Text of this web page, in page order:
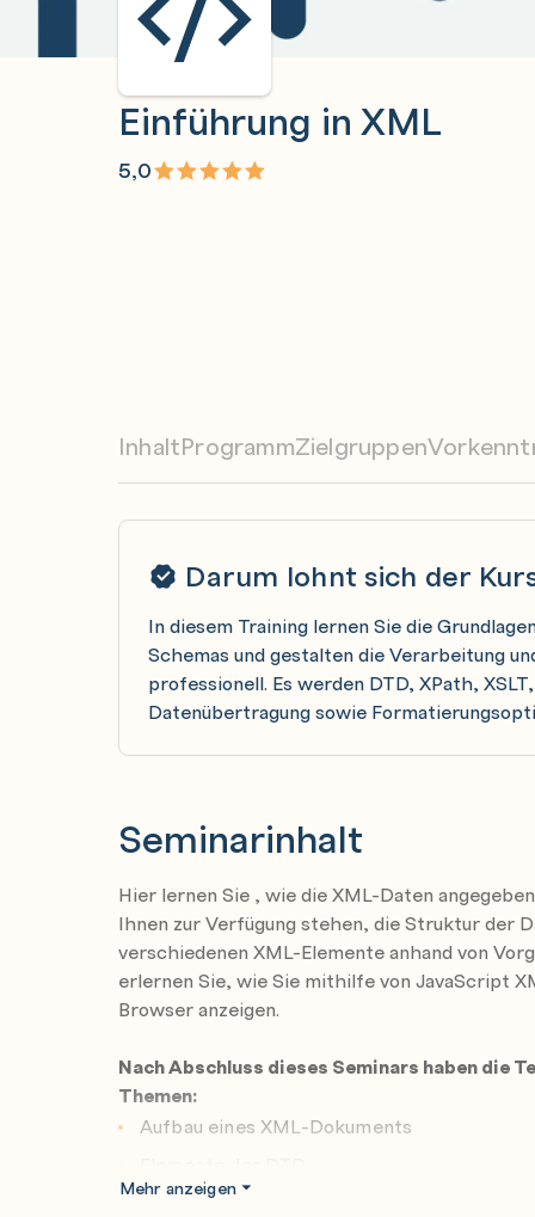
Einführung in XML
5,0
InhaltProgrammZielgruppen
Darum lohnt sich der
In diesem Training lernen Sie die
Schemas und gestalten die Verarbeitung
professionell. Es werden DTD, XPath,
Datenübertragung sowie
Seminarinhalt
Hier lernen Sie , wie die XML-Daten
Ihnen zur Verfügung stehen, die Struktur der
verschiedenen XML-Elemente anhand von
erlernen Sie, wie Sie mithilfe von JavaScript
Browser anzeigen.
Nach Abschluss dieses Seminars haben die
Themen:
Aufbau eines XML-Dokuments
DTD Attribute von Elementen
Mehr anzeigen